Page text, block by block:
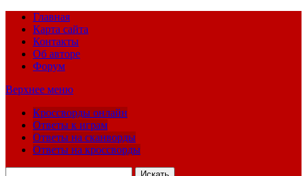
Главная
Карта сайта
Контакты
Об авторе
Форум
Верхнее меню
Кроссворды онлайн
Ответы к играм
Ответы на сканворды
Ответы на кроссворды